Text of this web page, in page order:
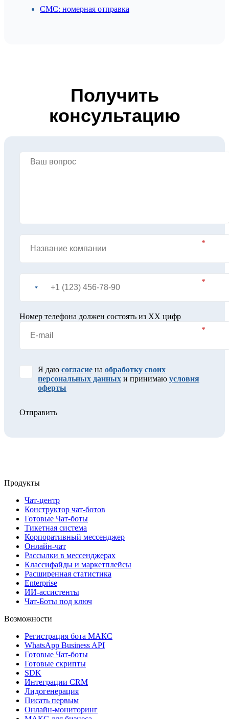
СМС: номерная отправка
Получить
консультацию
Номер телефона должен состоять из XX цифр
Я даю согласие на обработку своих
персональных данных и принимаю условия
оферты
Отправить
Продукты
Чат-центр
Конструктор чат-ботов
Готовые Чат-боты
Тикетная система
Корпоративный мессенджер
Онлайн-чат
Рассылки в мессенджерах
Классифайды и маркетплейсы
Расширенная статистика
Enterprise
ИИ-ассистенты
Чат-Боты под ключ
Возможности
Регистрация бота MAКС
WhatsApp Business API
Готовые Чат-боты
Готовые скрипты
SDK
Интеграции CRM
Лидогенерация
Писать первым
Онлайн-мониторинг